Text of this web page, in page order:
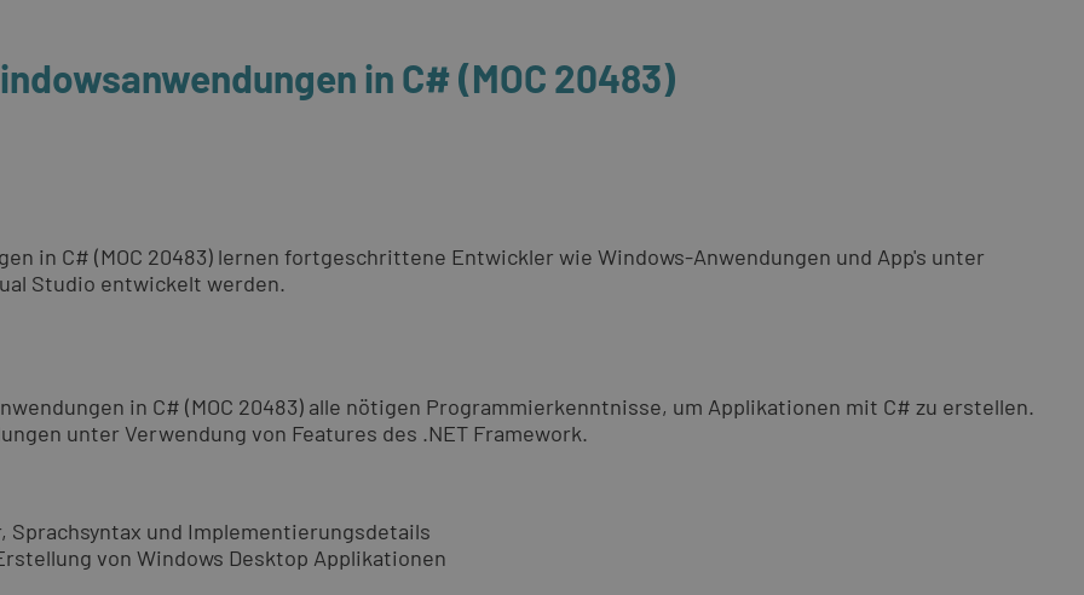
in C# (MOC 20483)
in C# (MOC 20483) lernen fortgeschrittene Entwickler wie Windows-Anwendungen und App's unter
Studio entwickelt werden.
in C# (MOC 20483) alle nötigen Programmierkenntnisse, um Applikationen mit C# zu erstellen.
unter Verwendung von Features des .NET Framework.
und Implementierungsdetails
von Windows Desktop Applikationen